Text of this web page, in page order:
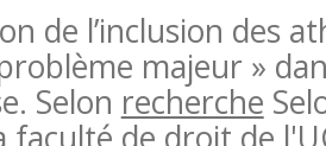
de l’inclusion des
majeur »
Selon recherche
faculté de droit de